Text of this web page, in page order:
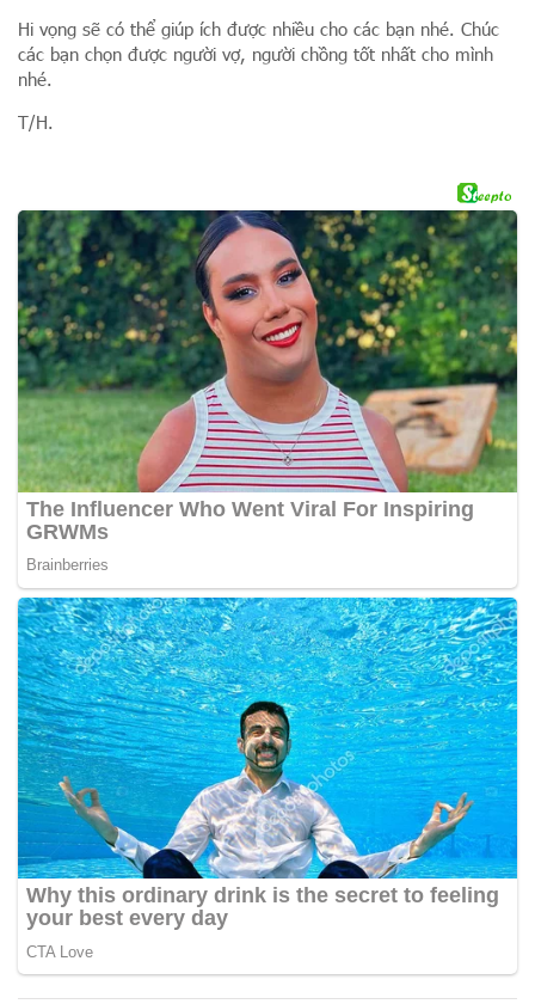
Hi vọng sẽ có thể giúp ích được nhiều cho các bạn nhé. Chúc
các bạn chọn được người vợ, người chồng tốt nhất cho mình
nhé.
T/H.